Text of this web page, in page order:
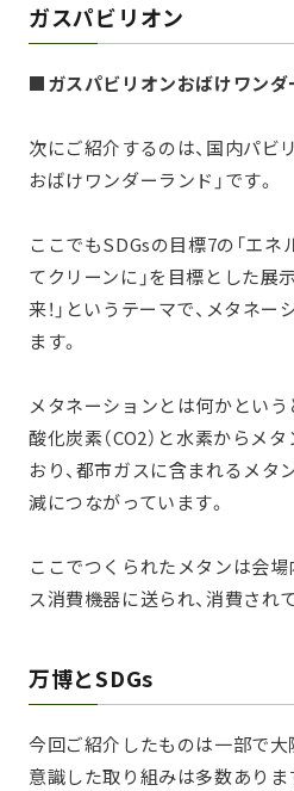
ガスパビリオン
■ガスパビリオンおばけワンダ
次にご紹介するのは、国内パビ
おばけワンダーランド」です。
ここでもSDGsの目標7の「エ
てクリーンに」を目標とした展
来！」というテーマで、メタネ
ます。
メタネーションとは何かとい
酸化炭素（CO2）と水素からメ
おり、都市ガスに含まれるメタ
減につながっています。
ここでつくられたメタンは会
ス消費機器に送られ、消費され
万博とSDGs
今回ご紹介したものは一部で大
意識した取り組みは多数ありま